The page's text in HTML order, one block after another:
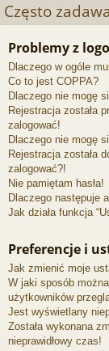
Często
Problemy z
Dlaczego w ogóle
Co to jest COPPA?
Dlaczego nie mogę
Rejestracja została
zalogować!
Dlaczego nie mogę
Rejestracja została
zalogować?!
Nie pamiętam hasła!
Dlaczego następuje
Jak działa funkcja
Preferencje i
Jak zmienić moje
W jaki sposób
użytkowników
Jest wyświetlany
Została wykonana
nieprawidłowy czas!